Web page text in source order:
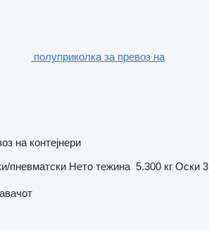
полуприколка за превоз на
на контејнери
пневматски Нето тежина 5.300 кг Оски 3